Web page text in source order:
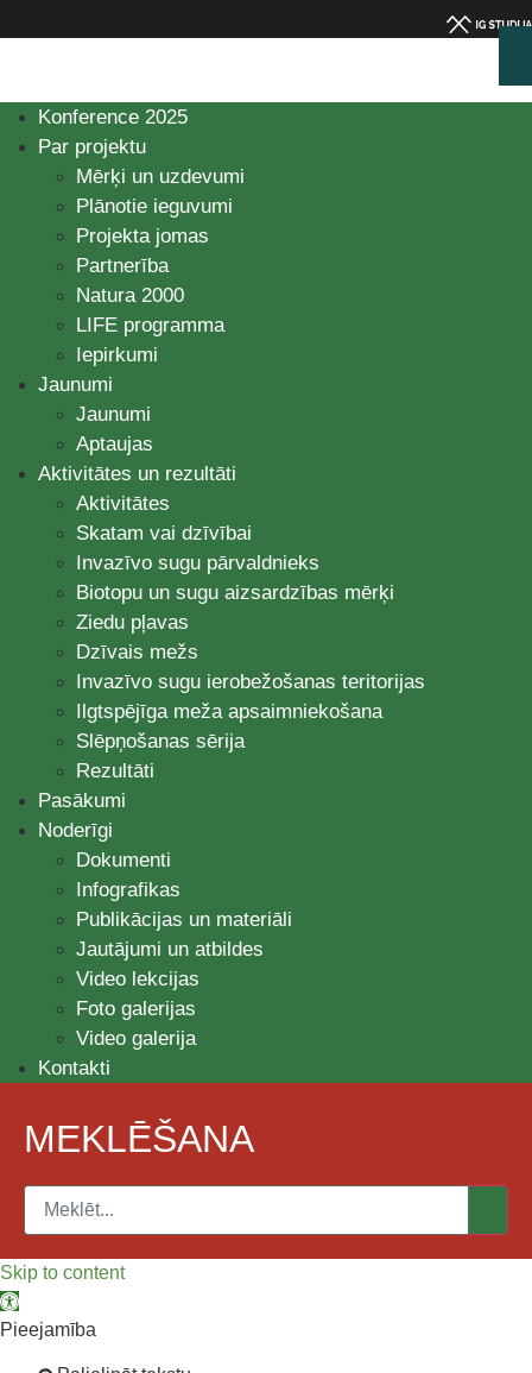
Konference 2025
Par projektu
Mērķi un uzdevumi
Plānotie ieguvumi
Projekta jomas
Partnerība
Natura 2000
LIFE programma
Iepirkumi
Jaunumi
Jaunumi
Aptaujas
Aktivitātes un rezultāti
Aktivitātes
Skatam vai dzīvībai
Invazīvo sugu pārvaldnieks
Biotopu un sugu aizsardzības mērķi
Ziedu pļavas
Dzīvais mežs
Invazīvo sugu ierobežošanas teritorijas
Ilgtspējīga meža apsaimniekošana
Slēpņošanas sērija
Rezultāti
Pasākumi
Noderīgi
Dokumenti
Infografikas
Publikācijas un materiāli
Jautājumi un atbildes
Video lekcijas
Foto galerijas
Video galerija
Kontakti
MEKLĒŠANA
Skip to content
Open toolbar
Pieejamība